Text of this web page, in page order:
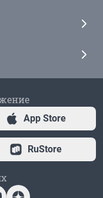
App Store
RuStore